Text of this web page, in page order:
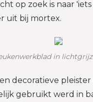
op zoek is naar
uit bij mortex.
in
decoratieve pleister
gebruikt werd in